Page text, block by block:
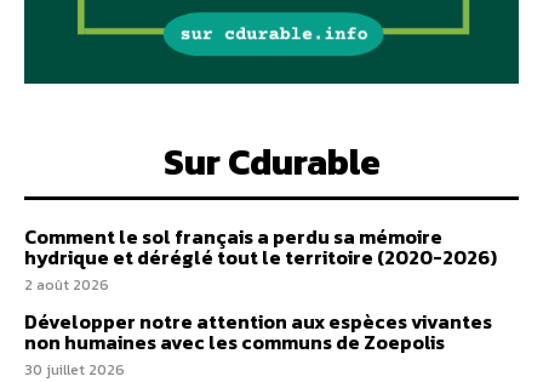
Sur Cdurable
Comment le sol français a perdu sa mémoire
hydrique et déréglé tout le territoire (2020-2026)
2 août 2026
Développer notre attention aux espèces vivantes
non humaines avec les communs de Zoepolis
30 juillet 2026